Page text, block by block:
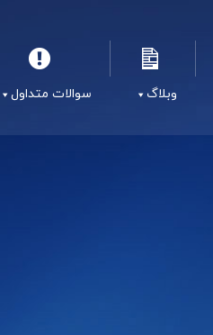
وبلاگ سوالات متداول